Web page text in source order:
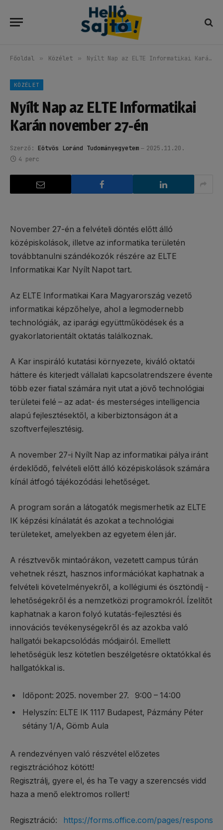
Főoldal » Közélet » Nyílt Nap az ELTE Informatikai Karán november 27-én
KÖZÉLET
Nyílt Nap az ELTE Informatikai
Karán november 27-én
Szerző: Eötvös Loránd Tudományegyetem
2025.11.20.
4 perc
November 27-én a felvételi döntés előtt álló
középiskolások, illetve az informatika területén
továbbtanulni szándékozók részére az ELTE
Informatikai Kar Nyílt Napot tart.
Az ELTE Informatikai Kara Magyarország vezető
informatikai képzőhelye, ahol a legmodernebb
technológiák, az iparági együttműködések és a
gyakorlatorientált oktatás találkoznak.
A Kar inspiráló kutatási környezete, kiváló oktatói
háttere és kiterjedt vállalati kapcsolatrendszere évente
több ezer fiatal számára nyit utat a jövő technológiai
területei felé – az adat- és mesterséges intelligencia
alapú fejlesztésektől, a kiberbiztonságon át a
szoftverfejlesztésig.
A november 27-i Nyílt Nap az informatikai pálya iránt
érdeklődő, felvételi előtt álló középiskolások számára
kínál átfogó tájékozódási lehetőséget.
A program során a látogatók megismerhetik az ELTE
IK képzési kínálatát és azokat a technológiai
területeket, amelyekben az egyetem élen jár.
A résztvevők mintaórákon, vezetett campus túrán
vehetnek részt, hasznos információkat kaphatnak a
felvételi követelményekről, a kollégiumi és ösztöndíj -
lehetőségekről és a nemzetközi programokról. Ízelítőt
kaphatnak a karon folyó kutatás-fejlesztési és
innovációs tevékenységekről és az azokba való
hallgatói bekapcsolódás módjairól. Emellett
lehetőségük lesz kötetlen beszélgetésre oktatókkal és
hallgatókkal is.
Időpont: 2025. november 27. 9:00 – 14:00
Helyszín: ELTE IK 1117 Budapest, Pázmány Péter
sétány 1/A, Gömb Aula
A rendezvényen való részvétel előzetes
regisztrációhoz kötött!
Regisztrálj, gyere el, és ha Te vagy a szerencsés vidd
haza a menő elektromos rollert!
Regisztráció: https://forms.office.com/pages/respons